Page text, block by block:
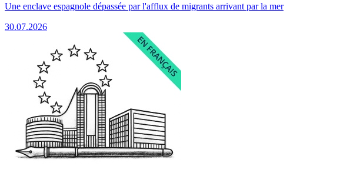
Une enclave espagnole dépassée par l'afflux de migrants arrivant par la mer
30.07.2026